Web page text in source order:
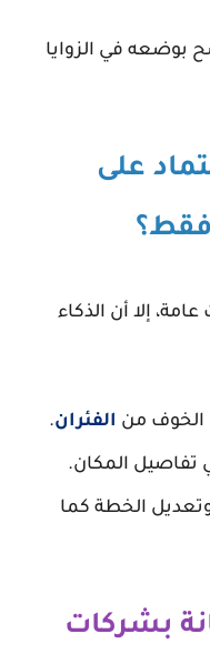
بوضعه في الزوايا
على
فقط؟
إلا أن الذكاء
الخوف من الفئران.
تفاصيل المكان.
وتعديل الخطة كما
بشركات